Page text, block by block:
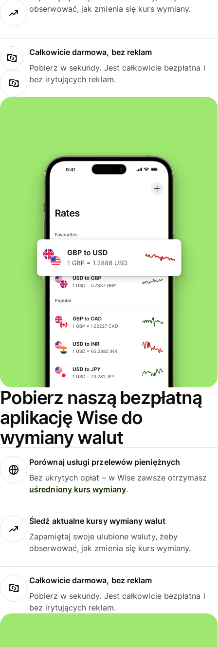
obserwować, jak zmienia się kurs wymiany.
Całkowicie darmowa, bez reklam
Pobierz w sekundy. Jest całkowicie bezpłatna i
bez irytujących reklam.
Pobierz naszą bezpłatną
aplikację Wise do
wymiany walut
Porównaj usługi przelewów pieniężnych
Bez ukrytych opłat – w Wise zawsze otrzymasz
uśredniony kurs wymiany.
Śledź aktualne kursy wymiany walut
Zapamiętaj swoje ulubione waluty, żeby
obserwować, jak zmienia się kurs wymiany.
Całkowicie darmowa, bez reklam
Pobierz w sekundy. Jest całkowicie bezpłatna i
bez irytujących reklam.